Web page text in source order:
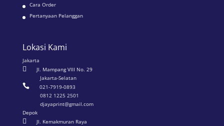
Cara Order
Pertanyaan Pelanggan
Lokasi Kami
Jakarta

Jl. Mampang VIII No. 29
Jakarta-Selatan

021-7919-0893
0812 1225 2501
djayaprint@gmail.com
Depok

Jl. Kemakmuran Raya